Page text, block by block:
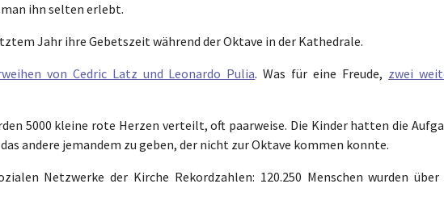
man ihn selten erlebt.
Jahr ihre Gebetszeit während der Oktave in der Kathedrale.
von Cedric Latz und Leonardo Pulia. Was für eine Freude, zwei
5000 kleine rote Herzen verteilt, oft paarweise. Die Kinder hatten die
andere jemandem zu geben, der nicht zur Oktave kommen konnte.
Netzwerke der Kirche Rekordzahlen: 120.250 Menschen wurden über